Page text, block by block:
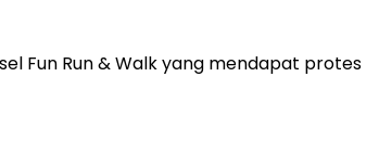
Fun Run & Walk yang mendapat protes